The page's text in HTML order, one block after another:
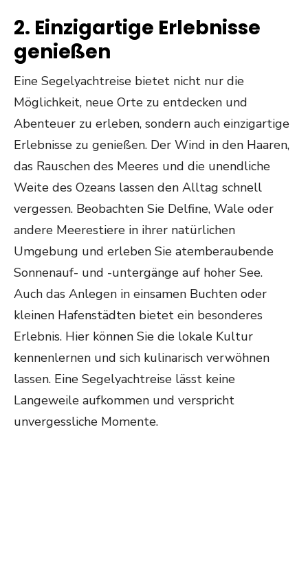
2. Einzigartige Erlebnisse
genießen
Eine Segelyachtreise bietet nicht nur die
Möglichkeit, neue Orte zu entdecken und
Abenteuer zu erleben, sondern auch einzigartige
Erlebnisse zu genießen. Der Wind in den Haaren,
das Rauschen des Meeres und die unendliche
Weite des Ozeans lassen den Alltag schnell
vergessen. Beobachten Sie Delfine, Wale oder
andere Meerestiere in ihrer natürlichen
Umgebung und erleben Sie atemberaubende
Sonnenauf- und -untergänge auf hoher See.
Auch das Anlegen in einsamen Buchten oder
kleinen Hafenstädten bietet ein besonderes
Erlebnis. Hier können Sie die lokale Kultur
kennenlernen und sich kulinarisch verwöhnen
lassen. Eine Segelyachtreise lässt keine
Langeweile aufkommen und verspricht
unvergessliche Momente.